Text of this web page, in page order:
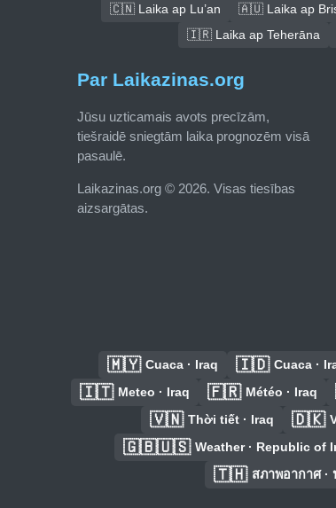
🇨🇳 Laika ap Lu’an 🇦🇺 Laika ap
🇮🇷 Laika ap Teherāna
Par Laikazinas.org
Jūsu uzticamais avots precīzām,
tiešraidē sniegtām laika prognozēm visā
pasaulē.
Laikazinas.org © 2026. Visas tiesības
aizsargātas.
🇲🇾 Cuaca · Iraq 🇮🇩 Cuaca ·
🇮🇹 Meteo · Iraq 🇫🇷 Météo · Iraq
🇻🇳 Thời tiết · Iraq 🇩🇰
🇬🇧🇺🇸 Weather · Republic of
🇹🇭 สภาพอากาศ ·